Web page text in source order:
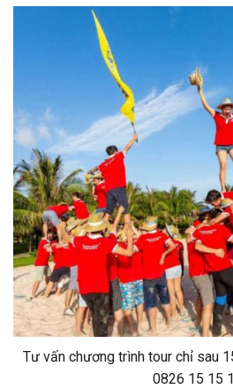
Tư vấn chương trình tour chỉ sau
0826 15 15